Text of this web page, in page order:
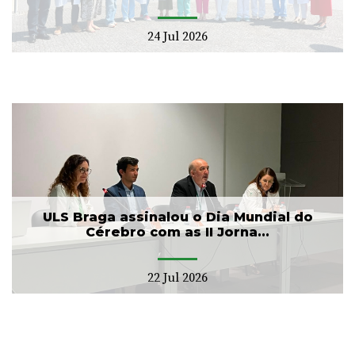
24 Jul 2026
ULS Braga assinalou o Dia Mundial do
Cérebro com as II Jorna...
22 Jul 2026